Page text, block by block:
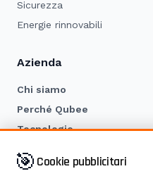
Sicurezza
Energie rinnovabili
Azienda
Chi siamo
Perché Qubee
Tecnologie
Blog
🎯 Cookie pubblicitari